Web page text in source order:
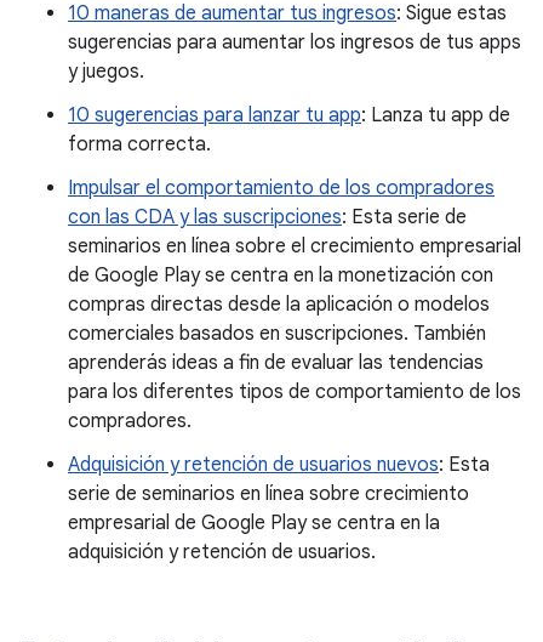
10 maneras de aumentar tus ingresos: Sigue estas
sugerencias para aumentar los ingresos de tus apps
y juegos.
10 sugerencias para lanzar tu app: Lanza tu app de
forma correcta.
Impulsar el comportamiento de los compradores
con las CDA y las suscripciones: Esta serie de
seminarios en línea sobre el crecimiento empresarial
de Google Play se centra en la monetización con
compras directas desde la aplicación o modelos
comerciales basados en suscripciones. También
aprenderás ideas a fin de evaluar las tendencias
para los diferentes tipos de comportamiento de los
compradores.
Adquisición y retención de usuarios nuevos: Esta
serie de seminarios en línea sobre crecimiento
empresarial de Google Play se centra en la
adquisición y retención de usuarios.